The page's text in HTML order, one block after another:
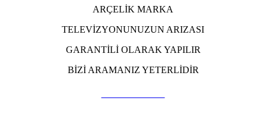
ARÇELİK MARKA
TELEVİZYONUNUZUN ARIZASI
GARANTİLİ OLARAK YAPILIR
BİZİ ARAMANIZ YETERLİDİR